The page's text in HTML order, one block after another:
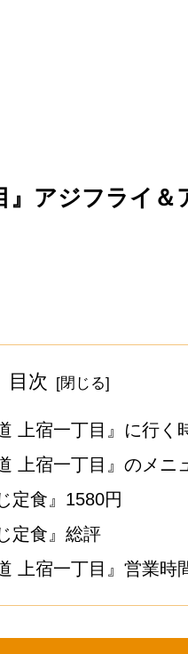
』アジフライ
目次
上宿一丁目』に行く
上宿一丁目』のメニ
定食』1580円
定食』総評
上宿一丁目』営業時